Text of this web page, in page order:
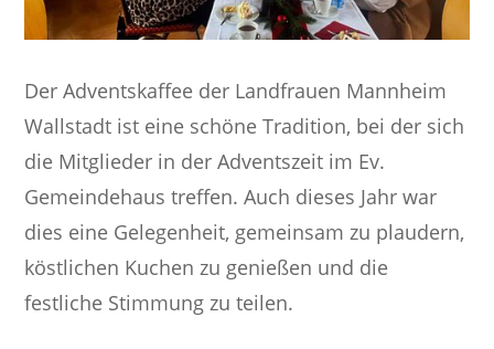
Der Adventskaffee der Landfrauen Mannheim
Wallstadt ist eine schöne Tradition, bei der sich
die Mitglieder in der Adventszeit im Ev.
Gemeindehaus treffen. Auch dieses Jahr war
dies eine Gelegenheit, gemeinsam zu plaudern,
köstlichen Kuchen zu genießen und die
festliche Stimmung zu teilen.